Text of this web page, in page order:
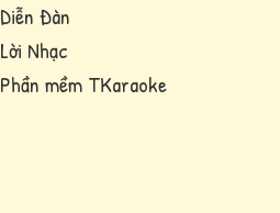
Diễn Đàn
Lời Nhạc
Phần mềm TKaraoke